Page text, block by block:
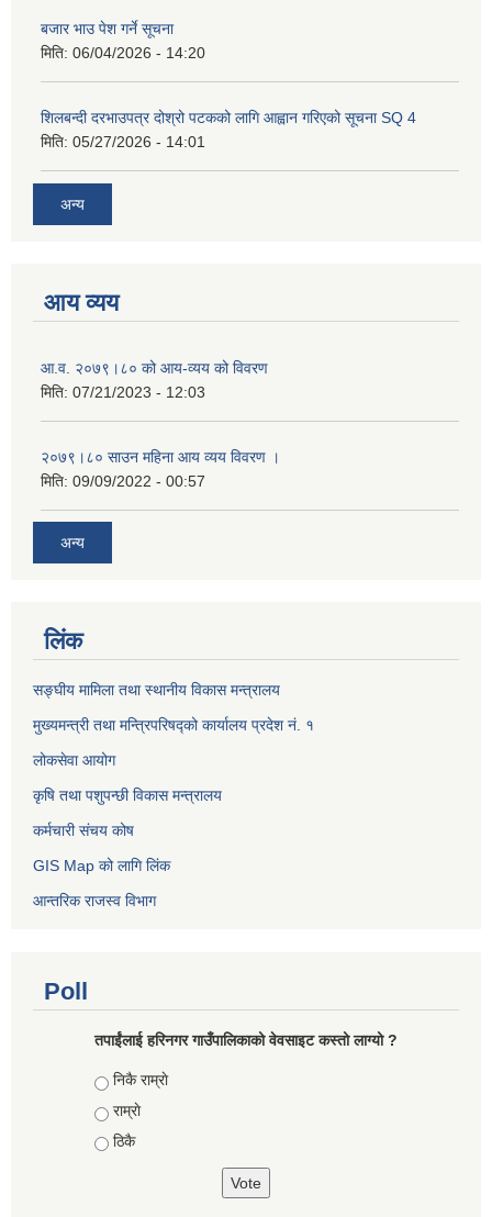
बजार भाउ पेश गर्ने सूचना
मिति: 06/04/2026 - 14:20
शिलबन्दी दरभाउपत्र दोश्रो पटकको लागि आह्वान गरिएको सूचना SQ 4
मिति: 05/27/2026 - 14:01
अन्य
आय व्यय
आ.व. २०७९।८० को आय-व्यय को विवरण
मिति: 07/21/2023 - 12:03
२०७९।८० साउन महिना आय व्यय विवरण ।
मिति: 09/09/2022 - 00:57
अन्य
लिंक
सङ्घीय मामिला तथा स्थानीय विकास मन्त्रालय
मुख्यमन्त्री तथा मन्त्रिपरिषद्को कार्यालय प्रदेश नं. १
लोकसेवा आयोग ​​​​
कृषि तथा पशुपन्छी विकास मन्त्रालय
कर्मचारी संचय कोष
GIS Map को लागि लिंक
आन्तरिक राजस्व विभाग
Poll
तपाईंलाई हरिनगर गाउँपालिकाको वेवसाइट कस्तो लाग्यो ?
Choices
निकै राम्राे
राम्राे
ठिकै